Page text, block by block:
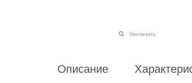
Увеличить
Описание